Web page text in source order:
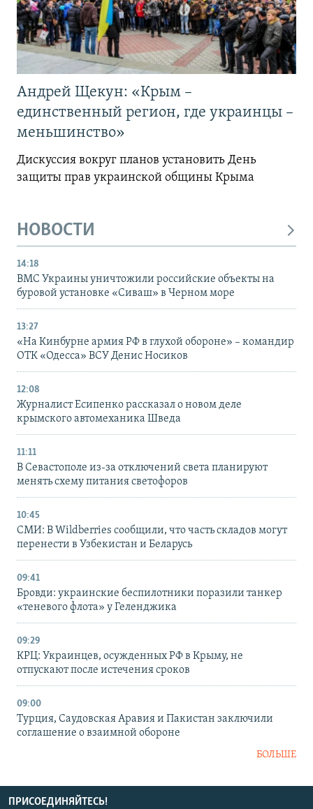
Андрей Щекун: «Крым –
единственный регион, где украинцы –
меньшинство»
Дискуссия вокруг планов установить День
защиты прав украинской общины Крыма
НОВОСТИ
14:18
ВМС Украины уничтожили российские объекты на
буровой установке «Сиваш» в Черном море
13:27
«На Кинбурне армия РФ в глухой обороне» – командир
ОТК «Одесса» ВСУ Денис Носиков
12:08
Журналист Есипенко рассказал о новом деле
крымского автомеханика Шведа
11:11
В Севастополе из-за отключений света планируют
менять схему питания светофоров
10:45
СМИ: В Wildberries сообщили, что часть складов могут
перенести в Узбекистан и Беларусь
09:41
Бровди: украинские беспилотники поразили танкер
«теневого флота» у Геленджика
09:29
КРЦ: Украинцев, осужденных РФ в Крыму, не
отпускают после истечения сроков
09:00
Турция, Саудовская Аравия и Пакистан заключили
соглашение о взаимной обороне
БОЛЬШЕ
ПРИСОЕДИНЯЙТЕСЬ!